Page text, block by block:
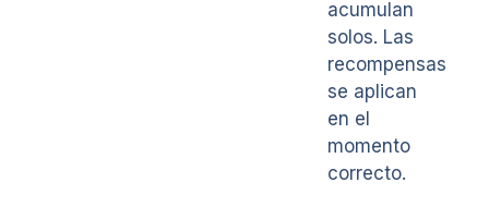
acumulan
solos. Las
recompensas
se aplican
en el
momento
correcto.